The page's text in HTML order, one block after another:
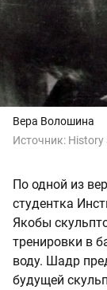
Вера Волошина
Источник: History
По одной из
студентка
Якобы
тренировки в
воду. Шадр
будущей